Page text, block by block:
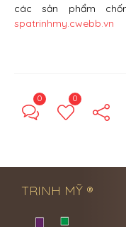
các sản phẩm
spatrinhmy.cwebb.vn
0 0
TRINH MỸ ®